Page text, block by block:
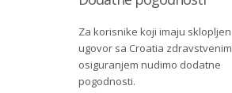
Za korisnike koji imaju sklopljen
ugovor sa Croatia zdravstvenim
osiguranjem nudimo dodatne
pogodnosti.